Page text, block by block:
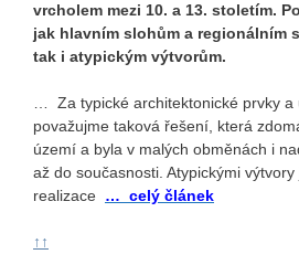
vrcholem mezi 10. a 13. stoletím.
jak hlavním slohům a regionálním
tak i atypickým výtvorům.
… Za typické architektonické prvky a
považujme taková řešení, která
území a byla v malých obměnách i
až do současnosti. Atypickými
realizace … celý článek
↑↑